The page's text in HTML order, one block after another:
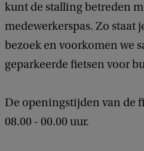
kunt de stalling betreden
medewerkerspas. Zo staat
bezoek en voorkomen we
geparkeerde fietsen voor
De openingstijden van de
08.00 - 00.00 uur.